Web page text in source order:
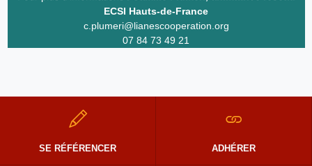
ECSI Hauts-de-France
c.plumeri@lianescooperation.org
07 84 73 49 21
SE RÉFÉRENCER ADHÉRER